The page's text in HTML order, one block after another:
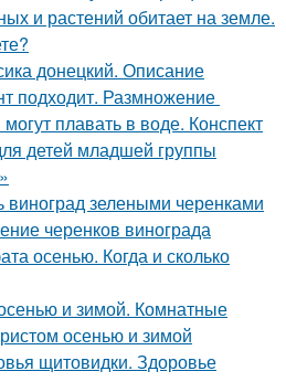
и растений обитает на земле.
донецкий. Описание
подходит. Размножение
плавать в воде. Конспект
детей младшей группы
зелеными черенками
черенков винограда
осенью. Когда и сколько
и зимой. Комнатные
осенью и зимой
щитовидки. Здоровье